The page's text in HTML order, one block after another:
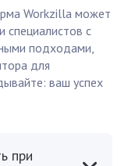
Workzilla может
с
подходами,
для
ваш успех
при